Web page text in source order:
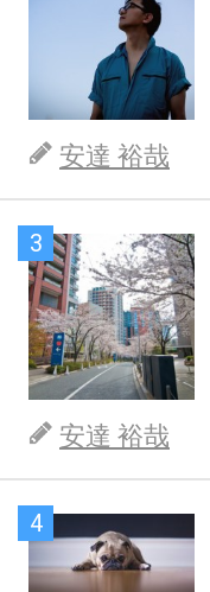
安達 裕哉
3
安達 裕哉
4